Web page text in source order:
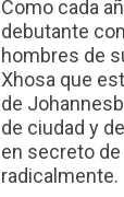
Como cada
debutante
hombres de
Xhosa que
de
de ciudad y
en secreto
radicalmente.